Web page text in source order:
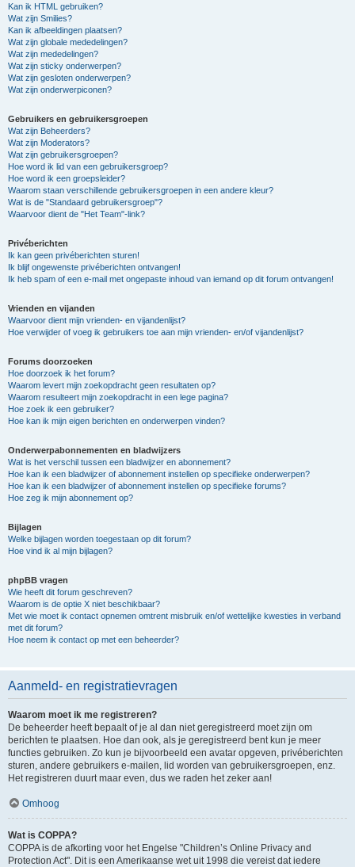
Kan ik HTML gebruiken?
Wat zijn Smilies?
Kan ik afbeeldingen plaatsen?
Wat zijn globale mededelingen?
Wat zijn mededelingen?
Wat zijn sticky onderwerpen?
Wat zijn gesloten onderwerpen?
Wat zijn onderwerpiconen?
Gebruikers en gebruikersgroepen
Wat zijn Beheerders?
Wat zijn Moderators?
Wat zijn gebruikersgroepen?
Hoe word ik lid van een gebruikersgroep?
Hoe word ik een groepsleider?
Waarom staan verschillende gebruikersgroepen in een andere kleur?
Wat is de "Standaard gebruikersgroep"?
Waarvoor dient de "Het Team"-link?
Privéberichten
Ik kan geen privéberichten sturen!
Ik blijf ongewenste privéberichten ontvangen!
Ik heb spam of een e-mail met ongepaste inhoud van iemand op dit forum ontvangen!
Vrienden en vijanden
Waarvoor dient mijn vrienden- en vijandenlijst?
Hoe verwijder of voeg ik gebruikers toe aan mijn vrienden- en/of vijandenlijst?
Forums doorzoeken
Hoe doorzoek ik het forum?
Waarom levert mijn zoekopdracht geen resultaten op?
Waarom resulteert mijn zoekopdracht in een lege pagina?
Hoe zoek ik een gebruiker?
Hoe kan ik mijn eigen berichten en onderwerpen vinden?
Onderwerpabonnementen en bladwijzers
Wat is het verschil tussen een bladwijzer en abonnement?
Hoe kan ik een bladwijzer of abonnement instellen op specifieke onderwerpen?
Hoe kan ik een bladwijzer of abonnement instellen op specifieke forums?
Hoe zeg ik mijn abonnement op?
Bijlagen
Welke bijlagen worden toegestaan op dit forum?
Hoe vind ik al mijn bijlagen?
phpBB vragen
Wie heeft dit forum geschreven?
Waarom is de optie X niet beschikbaar?
Met wie moet ik contact opnemen omtrent misbruik en/of wettelijke kwesties in verband
met dit forum?
Hoe neem ik contact op met een beheerder?
Aanmeld- en registratievragen
Waarom moet ik me registreren?
De beheerder heeft bepaalt of je al dan niet geregistreerd moet zijn om
berichten te plaatsen. Hoe dan ook, als je geregistreerd bent kun je meer
functies gebruiken. Zo kun je bijvoorbeeld een avatar opgeven, privéberichten
sturen, andere gebruikers e-mailen, lid worden van gebruikersgroepen, enz.
Het registreren duurt maar even, dus we raden het zeker aan!
Omhoog
Wat is COPPA?
COPPA is de afkorting voor het Engelse "Children’s Online Privacy and
Protection Act". Dit is een Amerikaanse wet uit 1998 die vereist dat iedere